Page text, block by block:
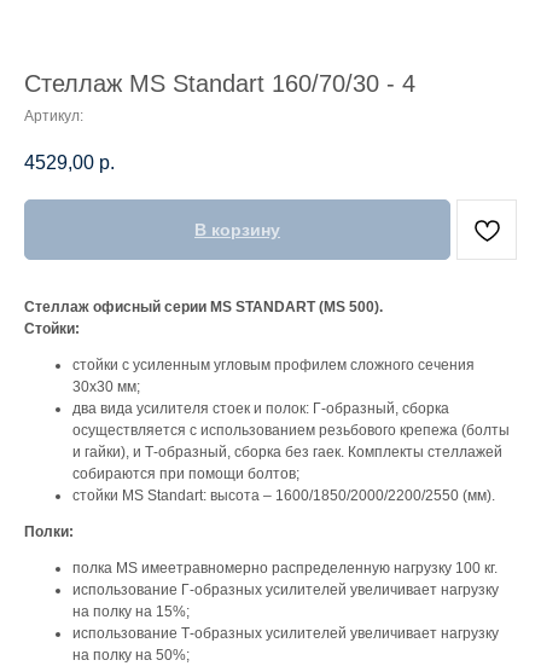
Стеллаж MS Standart 160/70/30 - 4
Артикул:
4529,00 р.
В корзину
Стеллаж офисный серии MS STANDART (MS 500).
Стойки:
стойки с усиленным угловым профилем сложного сечения
30х30 мм;
два вида усилителя стоек и полок: Г-образный, сборка
осуществляется с использованием резьбового крепежа (болты
и гайки), и Т-образный, сборка без гаек. Комплекты стеллажей
собираются при помощи болтов;
стойки MS Standart: высота – 1600/1850/2000/2200/2550 (мм).
Полки:
полка MS имеетравномерно распределенную нагрузку 100 кг.
использование Г-образных усилителей увеличивает нагрузку
на полку на 15%;
использование Т-образных усилителей увеличивает нагрузку
на полку на 50%;